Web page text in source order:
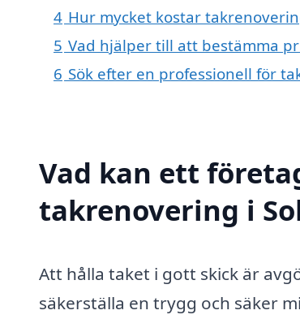
4 Hur mycket kostar
5 Vad hjälper till att bestämma
6 Sök efter en professionell för
Vad kan ett
takrenovering i
Att hålla taket i gott skick är
säkerställa en trygg och säker